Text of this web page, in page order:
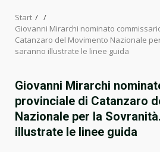
Start
Giovanni Mirarchi nominato
Catanzaro del Movimento Nazionale
saranno illustrate le linee guida
Giovanni Mirarchi
provinciale di Catanzaro
Nazionale per la
illustrate le linee guida